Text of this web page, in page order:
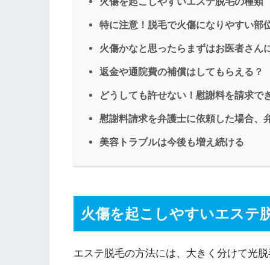
特に注意！脱毛で火傷になりやすい部
火傷かなと思ったらまずはお医者さん
返金や通院費の補償はしてもらえる？
どうしても許せない！慰謝料を請求で
慰謝料請求を弁護士に依頼した場合、
美容トラブルは今後も増え続ける
火傷を起こしやすいエステ
エステ脱毛の方法には、大きく分けて光